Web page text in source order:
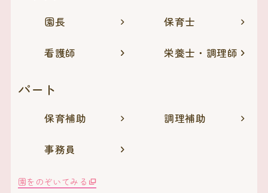
園長 保育士
看護師 栄養士・調理師
パート
保育補助 調理補助
事務員
園をのぞいてみる